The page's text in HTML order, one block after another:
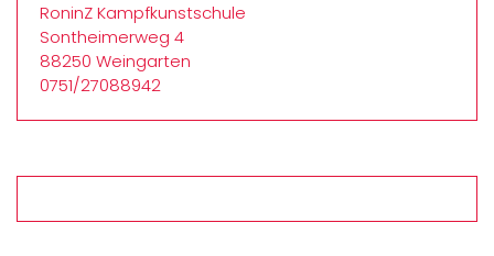
RoninZ Kampfkunstschule
Sontheimerweg 4
88250 Weingarten
0751/27088942